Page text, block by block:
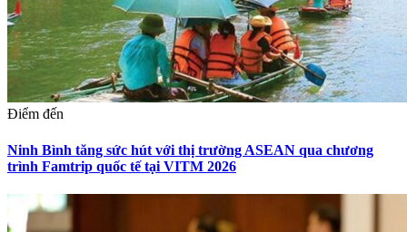
Điểm đến
Ninh Bình tăng sức hút với thị trường ASEAN qua chương
trình Famtrip quốc tế tại VITM 2026